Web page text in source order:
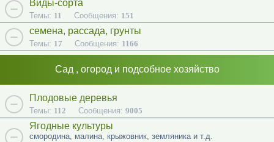
Виды-сорта
Темы: 11 Сообщения: 151
семена, рассада, грунты
Темы: 17 Сообщения: 1166
Сад , огород и подсобное хозяйство
Плодовые деревья
Темы: 112 Сообщения: 9005
Ягодные культуры
смородина, малина, крыжовник, земляника и т.д.